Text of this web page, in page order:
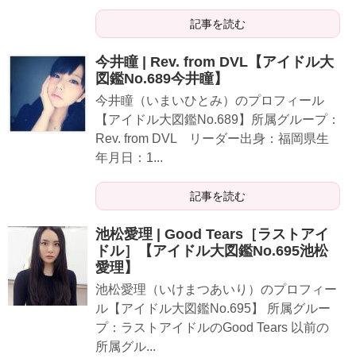
記事を読む
今井瞳 | Rev. from DVL【アイドル大
図鑑No.689今井瞳】
今井瞳（いまいひとみ）のプロフィール
【アイドル大図鑑No.689】所属グループ：
Rev. from DVL リーダー出身：福岡県生
年月日：1...
記事を読む
池松愛理 | Good Tears［ラストアイ
ドル］【アイドル大図鑑No.695池松
愛理】
池松愛理（いけまつあいり）のプロフィー
ル【アイドル大図鑑No.695】 所属グルー
プ：ラストアイドルのGood Tears 以前の
所属グル...